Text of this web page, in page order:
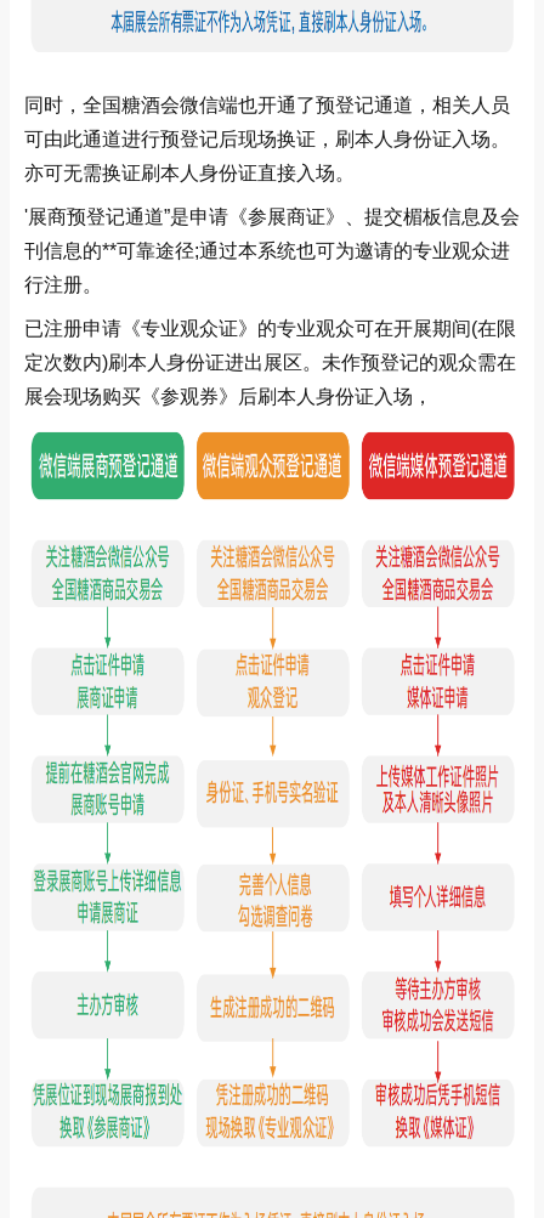
同时，全国糖酒会微信端也开通了预登记通道，相关人员
可由此通道进行预登记后现场换证，刷本人身份证入场。
亦可无需换证刷本人身份证直接入场。
'展商预登记通道”是申请《参展商证》、提交楣板信息及会
刊信息的**可靠途径;通过本系统也可为邀请的专业观众进
行注册。
已注册申请《专业观众证》的专业观众可在开展期间(在限
定次数内)刷本人身份证进出展区。未作预登记的观众需在
展会现场购买《参观券》后刷本人身份证入场，